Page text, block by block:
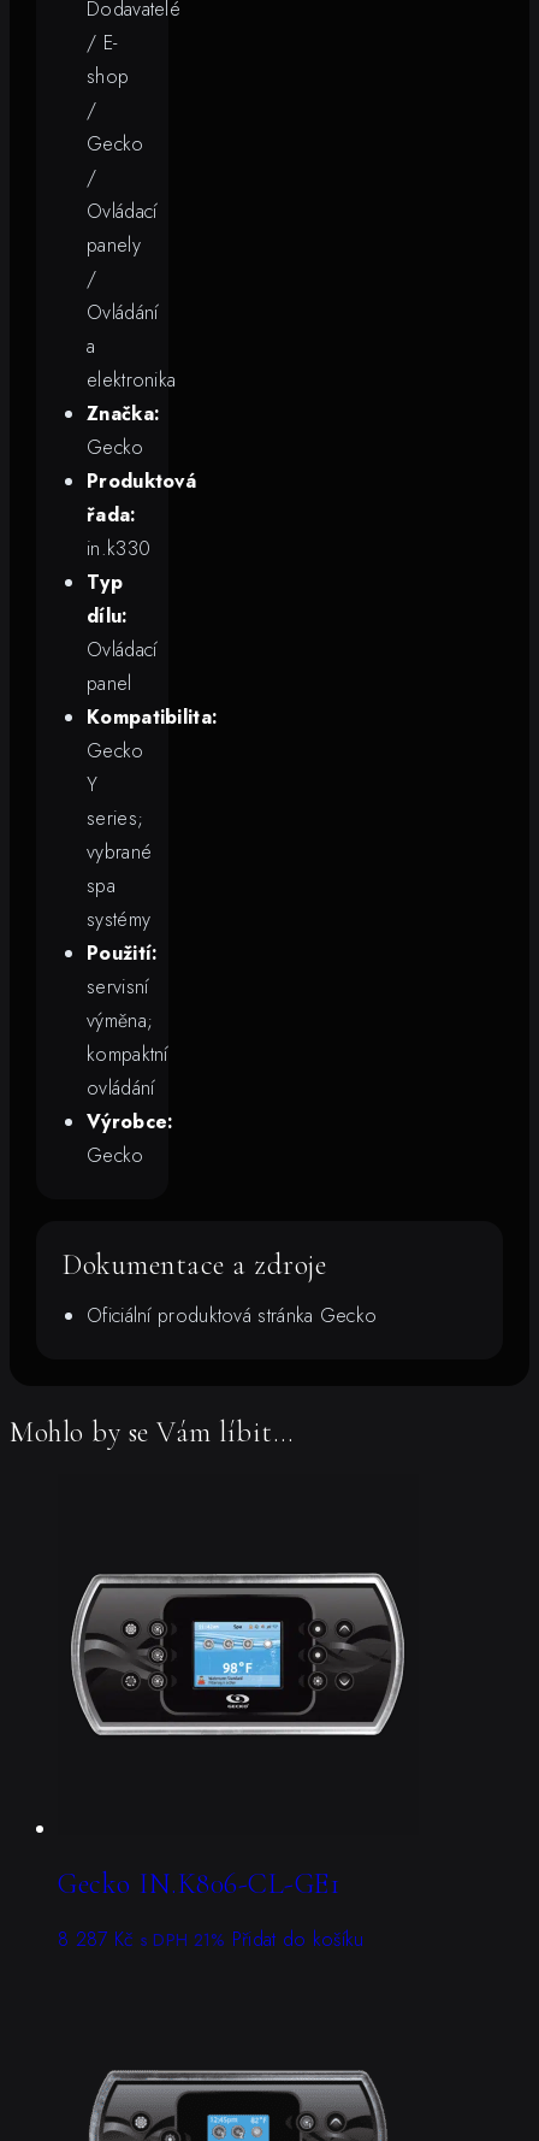
Dodavatelé
/ E-
shop
/
Gecko
/
Ovládací
panely
/
Ovládání
a
elektronika
Značka:
Gecko
Produktová
řada:
in.k330
Typ
dílu:
Ovládací
panel
Kompatibilita:
Gecko
Y
series;
vybrané
spa
systémy
Použití:
servisní
výměna;
kompaktní
ovládání
Výrobce:
Gecko
Dokumentace a zdroje
Oficiální produktová stránka Gecko
Mohlo by se Vám líbit…
Gecko IN.K806-CL-GE1
8 287 Kč s DPH 21% Přidat do košíku